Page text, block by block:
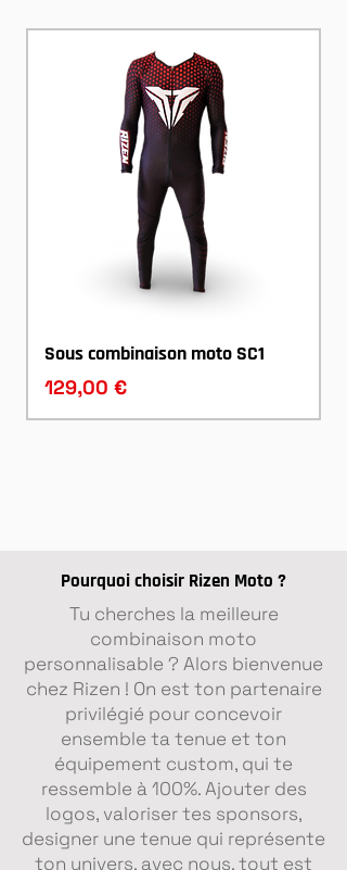
Sous combinaison moto SC1
Prix
129,00 €
Pantalon moto cuir 100%
personnalisable sur-mesure
Prix
499,00 €
Gants racing personnalisables
RIZEN
Prix
149,00 €
Bottes moto Racing
personnalisables
Prix
399,00 €
Combinaison TAURUS Semi
personnalisable
Prix
999,00 €
Blouson moto cuir 100%
personnalisable sur-mesure
Prix
599,00 €
Combinaison ODIN 100%
personnalisable
Prix
1 099,00 €
Combinaison TAURUS 2 pièces
Semi personnalisable
Prix
999,00 €
Combinaison 2 pièces ODIN
100% personnalisable
Prix
1 099,00 €
Pourquoi choisir Rizen Moto ?
Tu cherches la meilleure
combinaison moto
personnalisable ? Alors bienvenue
chez Rizen ! On est ton partenaire
privilégié pour concevoir
ensemble ta tenue et ton
équipement custom, qui te
ressemble à 100%. Ajouter des
logos, valoriser tes sponsors,
designer une tenue qui représente
ton univers, avec nous, tout est